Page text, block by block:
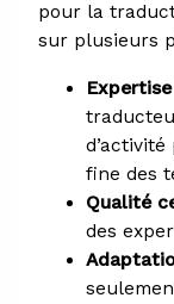
pour la
sur plusieurs
fine des
Qualité
des